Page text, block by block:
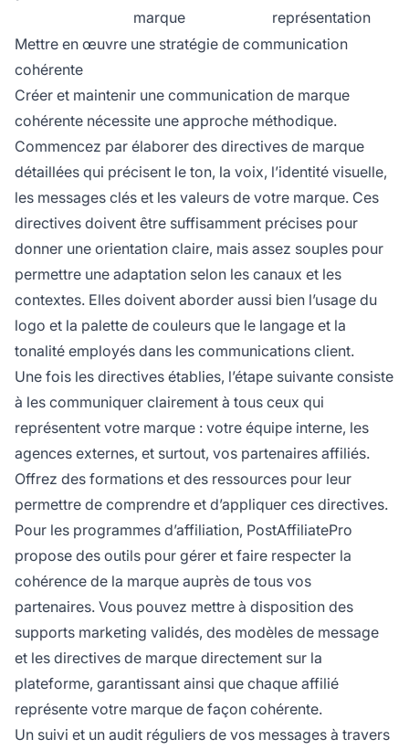
marque
représentation
Mettre en œuvre une stratégie de communication
cohérente
Créer et maintenir une communication de marque
cohérente nécessite une approche méthodique.
Commencez par élaborer des directives de marque
détaillées qui précisent le ton, la voix, l’identité visuelle,
les messages clés et les valeurs de votre marque. Ces
directives doivent être suffisamment précises pour
donner une orientation claire, mais assez souples pour
permettre une adaptation selon les canaux et les
contextes. Elles doivent aborder aussi bien l’usage du
logo et la palette de couleurs que le langage et la
tonalité employés dans les communications client.
Une fois les directives établies, l’étape suivante consiste
à les communiquer clairement à tous ceux qui
représentent votre marque : votre équipe interne, les
agences externes, et surtout, vos partenaires affiliés.
Offrez des formations et des ressources pour leur
permettre de comprendre et d’appliquer ces directives.
Pour les programmes d’affiliation, PostAffiliatePro
propose des outils pour gérer et faire respecter la
cohérence de la marque auprès de tous vos
partenaires. Vous pouvez mettre à disposition des
supports marketing validés, des modèles de message
et les directives de marque directement sur la
plateforme, garantissant ainsi que chaque affilié
représente votre marque de façon cohérente.
Un suivi et un audit réguliers de vos messages à travers